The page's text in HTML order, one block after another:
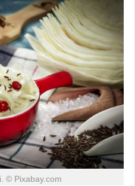
© Pixabay.com